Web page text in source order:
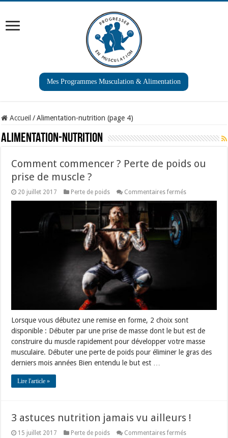
Mes Programmes Musculation & Alimentation
Accueil / Alimentation-nutrition (page 4)
Alimentation-nutrition
Comment commencer ? Perte de poids ou
prise de muscle ?
20 juillet 2017 Perte de poids Commentaires ferméssur
commencer
?
Perte
de
Lorsque vous débutez une remise en forme, 2 choix sont
disponible : Débuter par une prise de masse dont le but est de
construire du muscle rapidement pour développer votre masse
musculaire. Débuter une perte de poids pour éliminer le gras des
derniers mois années Bien entendu le but est …
Lire l'article »
3 astuces nutrition jamais vu ailleurs !
15 juillet 2017 Perte de poids Commentaires ferméssur